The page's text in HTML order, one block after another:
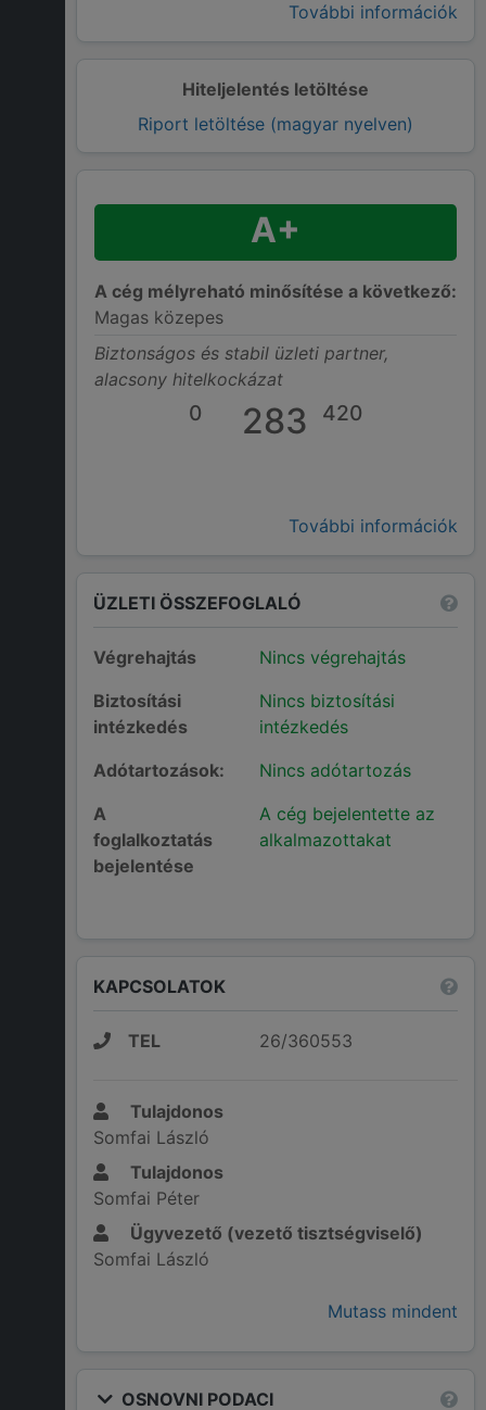
További információk
Hiteljelentés letöltése
Riport letöltése (magyar nyelven)
A+
A cég mélyreható minősítése a következő:
Magas közepes
Biztonságos és stabil üzleti partner,
alacsony hitelkockázat
0 283 420
További információk
ÜZLETI ÖSSZEFOGLALÓ
Végrehajtás
Nincs végrehajtás
Biztosítási
intézkedés
Nincs biztosítási
intézkedés
Adótartozások:
Nincs adótartozás
A
foglalkoztatás
bejelentése
A cég bejelentette az
alkalmazottakat
KAPCSOLATOK
TEL 26/360553
Tulajdonos
Somfai László
Tulajdonos
Somfai Péter
Ügyvezető (vezető tisztségviselő)
Somfai László
Mutass mindent
OSNOVNI PODACI